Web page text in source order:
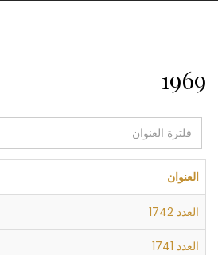
1969
فلترة
العنوان
العنوان
العدد 1742
العدد 1741